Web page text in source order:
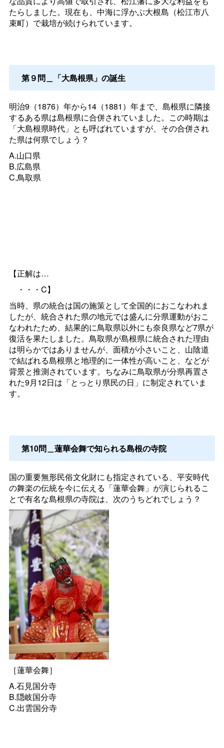
たらしました。現在も、中海に浮かぶ大根島（松江市八
束町）で栽培が続けられています。
第９問＿「大島根県」の誕生
明治9（1876）年から14（1881）年まで、島根県に隣接
するある県は島根県に合併されていました。この時期は
「大島根県時代」とも呼ばれていますが、その合併され
た県は何県でしょう？
A.山口県
B.広島県
C.鳥取県
【正解は…
・・・C】
当時、県の統合は国の施策として全国的におこなわれま
したが、統合された県の地元では盛んに分県運動がおこ
なわれたため、結果的に鳥取県以外にも奈良県など7県が
復活を果たしました。鳥取県が島根県に統合された理由
は明らかではありませんが、面積が小さいこと、山陰道
で結ばれる島根県と地理的に一体性が高いこと、などが
背景と推測されています。ちなみに鳥取県が分県再置さ
れた9月12日は「とっとり県民の日」に制定されていま
す。
第10問＿蓮華会舞で知られる島根の寺院
国の重要無形民俗文化財にも指定されている、平安時代
の舞楽の伝統を今に伝える「蓮華会舞」が演じられるこ
とで有名な島根県の寺院は、次のうちどれでしょう？
［蓮華会舞］
A.石見国分寺
B.隠岐国分寺
C.出雲国分寺